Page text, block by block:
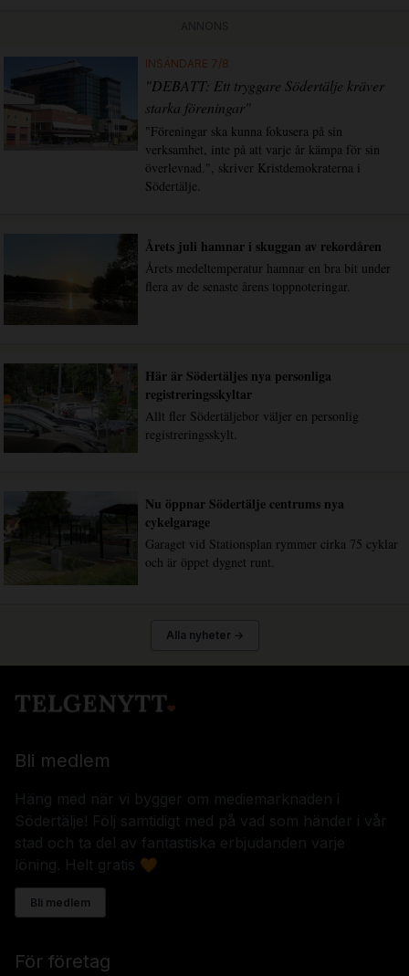
INSÄNDARE 7/8
"DEBATT: Ett tryggare Södertälje kräver
starka föreningar"
"Föreningar ska kunna fokusera på sin
verksamhet, inte på att varje år kämpa för sin
överlevnad.", skriver Kristdemokraterna i
Södertälje.
Årets juli hamnar i skuggan av rekordåren
Årets medeltemperatur hamnar en bra bit under
flera av de senaste årens toppnoteringar.
Här är Södertäljes nya personliga
registreringsskyltar
Allt fler Södertäljebor väljer en personlig
registreringsskylt.
Nu öppnar Södertälje centrums nya
cykelgarage
Garaget vid Stationsplan rymmer cirka 75 cyklar
och är öppet dygnet runt.
Alla nyheter →
Bli medlem
Häng med när vi bygger om mediemarknaden i
Södertälje! Följ samtidigt med på vad som händer i vår
stad och ta del av fantastiska erbjudanden varje
löning. Helt gratis 🧡
Bli medlem
För företag